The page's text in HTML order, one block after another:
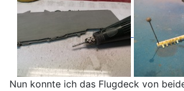
Nun konnte ich das Flugdeck von